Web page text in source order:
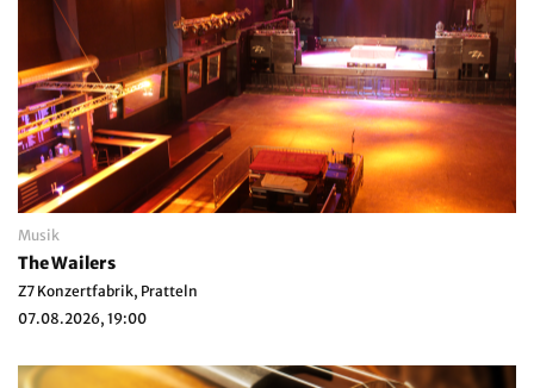
Musik
The Wailers
Z7 Konzertfabrik, Pratteln
07.08.2026, 19:00